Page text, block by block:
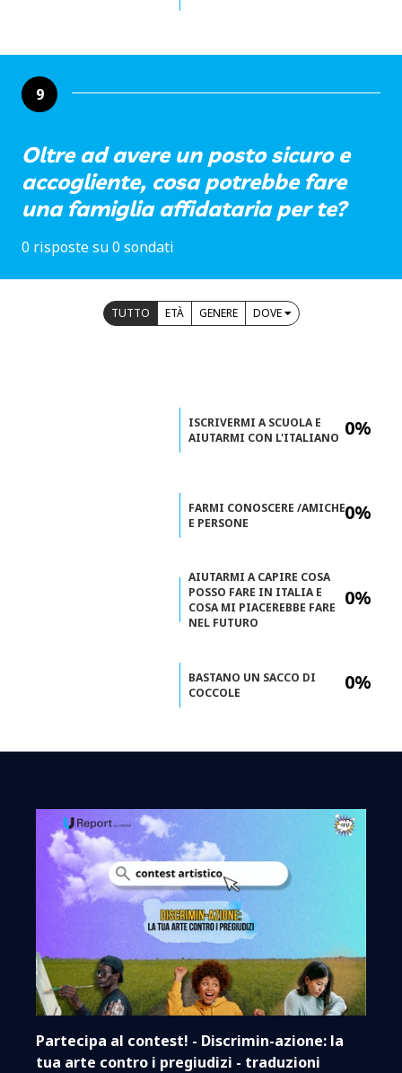
9
Oltre ad avere un posto sicuro e
accogliente, cosa potrebbe fare
una famiglia affidataria per te?
0 risposte su 0 sondati
TUTTO ETÀ GENERE DOVE
0%
0%
0%
0%
ISCRIVERMI A SCUOLA E
AIUTARMI CON L'ITALIANO
FARMI CONOSCERE /AMICHE
E PERSONE
AIUTARMI A CAPIRE COSA
POSSO FARE IN ITALIA E
COSA MI PIACEREBBE FARE
NEL FUTURO
BASTANO UN SACCO DI
COCCOLE
Partecipa al contest! - Discrimin-azione: la
tua arte contro i pregiudizi - traduzioni